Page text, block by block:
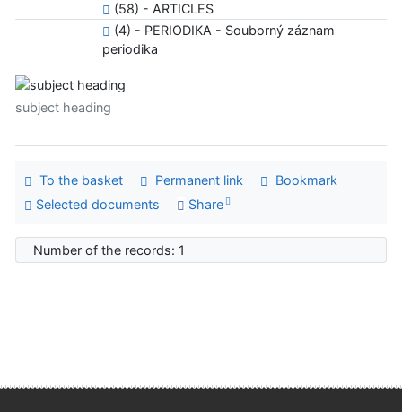
(58) - ARTICLES
(4) - PERIODIKA - Souborný záznam
periodika
subject heading
To the basket Permanent link
Bookmark
Selected documents
Share
Number of the records: 1